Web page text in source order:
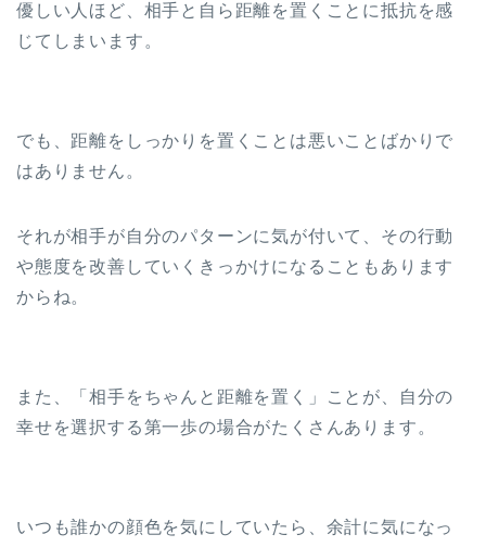
優しい人ほど、相手と自ら距離を置くことに抵抗を感
じてしまいます。
でも、距離をしっかりを置くことは悪いことばかりで
はありません。
それが相手が自分のパターンに気が付いて、その行動
や態度を改善していくきっかけになることもあります
からね。
また、「相手をちゃんと距離を置く」ことが、自分の
幸せを選択する第一歩の場合がたくさんあります。
いつも誰かの顔色を気にしていたら、余計に気になっ